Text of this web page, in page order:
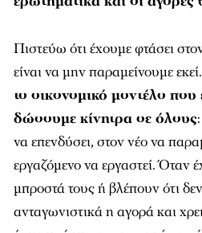
Πιστεύω ότι έχουμε φτάσει
το οικονομικό μοντέλο
δώσουμε κίνητρα σε όλους
να επενδύσει, στον νέο να
εργαζόμενο να εργαστεί. Όταν
μπροστά τους ή βλέπουν ότι
ανταγωνιστικά η αγορά και
έχεις μπάρμπα στην κορώνη,
πρέπει να αλλάξουμε. Αν δεν